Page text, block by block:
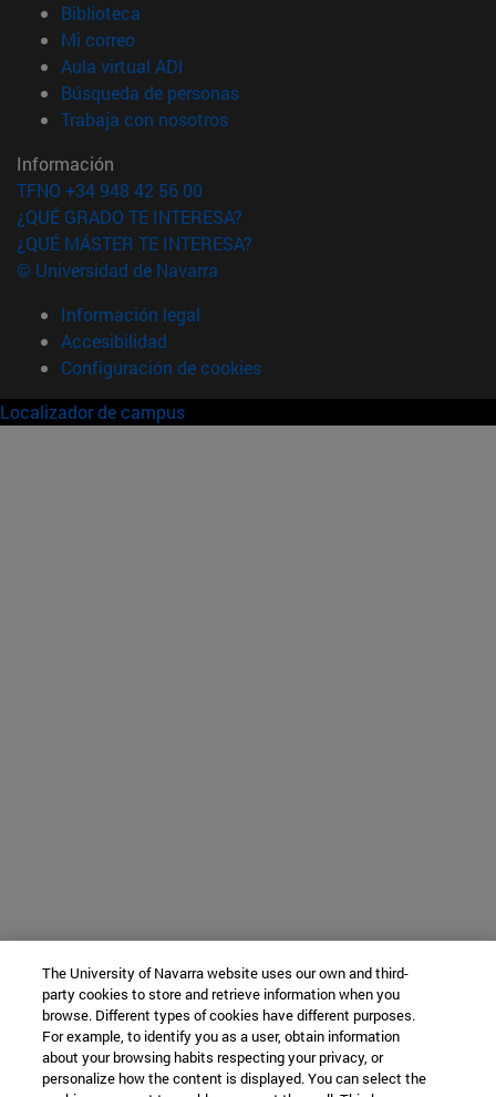
Biblioteca
Mi correo(abre en nueva ventana)
Aula virtual ADI
Búsqueda de personas(abre en nueva ventana)
Trabaja con nosotros(abre en nueva ventana)
Información
TFNO +34 948 42 56 00
¿QUÉ GRADO TE INTERESA?
¿QUÉ MÁSTER TE INTERESA?
© Universidad de Navarra
Información legal
Accesibilidad
Configuración de cookies
Localizador de campus
The University of Navarra website uses our own and third-
party cookies to store and retrieve information when you
browse. Different types of cookies have different purposes.
For example, to identify you as a user, obtain information
about your browsing habits respecting your privacy, or
personalize how the content is displayed. You can select the